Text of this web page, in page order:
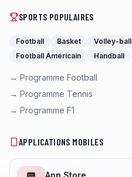
SPORTS POPULAIRES
Football Basket Volley-ball
Football Américain
Handball
→ Programme Football
→ Programme Tennis
→ Programme F1
APPLICATIONS MOBILES
App Store